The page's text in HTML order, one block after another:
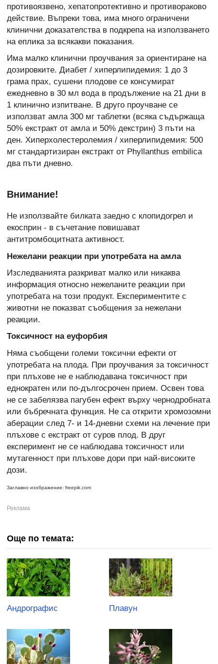
противоязвено, хепатопротективно и противораково
действие. Въпреки това, има много ограничени
клинични доказателства в подкрепа на използването
на еплика за всякакви показания.
Има малко клинични проучвания за ориентиране на
дозировките. Диабет / хиперлипидемия: 1 до 3
грама прах, сушени плодове се консумират
ежедневно в 30 мл вода в продължение на 21 дни в
1 клинично изпитване. В друго проучване се
използват амла 300 мг таблетки (всяка съдържаща
50% екстракт от амла и 50% декстрин) 3 пъти на
ден. Хиперхолестеролемия / хиперлипидемия: 500
мг стандартизиран екстракт от Phyllanthus embilica
два пъти дневно.
Внимание!
Не използвайте билката заедно с клопидогрел и
екосприн - в съчетание повишават
антитромбоцитната активност.
Нежелани реакции при употребата на амла
Изследванията разкриват малко или никаква
информация относно нежеланите реакции при
употребата на този продукт. Експериментите с
животни не показват съобщения за нежелани
реакции.
Токсичност на еуфорбия
Няма съобщени големи токсични ефекти от
употребата на плода. При проучвания за токсичност
при плъхове не е наблюдавана токсичност при
еднократен или по-дългосрочен прием. Освен това
не се забелязва пагубен ефект върху чернодробната
или бъбречната функция. Не са открити хромозомни
аберации след 7- и 14-дневни схеми на лечение при
плъхове с екстракт от суров плод. В друг
експеримент не се наблюдава токсичност или
мутагенност при плъхове дори при най-високите
дози.
Заглавно изображение: freepik.com
Още по темата:
Андрографис Плавун